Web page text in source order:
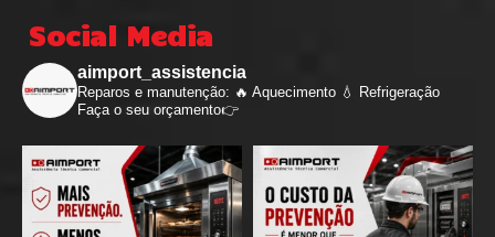
Social Media
aimport_assistencia
Reparos e manutenção: 🔥 Aquecimento 💧 Refrigeração
Faça o seu orçamento👉